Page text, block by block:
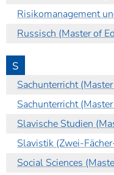
Risikomanagement
Russisch (Master of
S
Sachunterricht
Sachunterricht
Slavische Studien
Slavistik (Zwei-
Social Sciences